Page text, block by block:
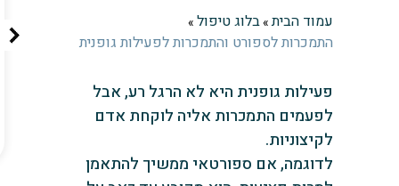
עמוד הבית»בלוג טיפול»
התמכרות לספורט והתמכרות לפעילות גופנית
פעילות גופנית היא לא הרגל רע, אבל
לפעמים התמכרות אליה לוקחת אדם
לקיצוניות.
לדוגמה, אם ספורטאי ממשיך להתאמן